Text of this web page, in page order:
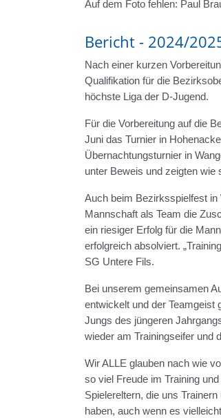
Auf dem Foto fehlen: Paul
Bericht - 2024/
Nach einer kurzen
Qualifikation für die
höchste Liga der D-Jugend.
Für die Vorbereitung auf die
Juni das Turnier in
Übernachtungsturnier in
unter Beweis und zeigten wie
Auch beim Bezirksspielfest in
Mannschaft als Team die
ein riesiger Erfolg für die
erfolgreich absolviert.
SG Untere Fils.
Bei unserem gemeinsamen
entwickelt und der Teamgeist
Jungs des jüngeren
wieder am Trainingseifer und
Wir ALLE glauben nach wie
so viel Freude im Training
Spielereltern, die uns
haben, auch wenn es